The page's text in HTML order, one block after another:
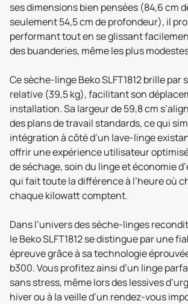
ses dimensions bien pensées (84,6 cm
seulement 54,5 cm de profondeur), il
performant tout en se glissant
des buanderies, même les plus
Ce sèche-linge Beko SLFT1812 brille par
relative (39,5 kg), facilitant son
installation. Sa largeur de 59,8 cm
des plans de travail standards, ce qui
intégration à côté d’un lave-linge
offrir une expérience utilisateur
de séchage, soin du linge et économie
qui fait toute la différence à l’heure où
chaque kilowatt comptent.
Dans l’univers des sèche-linges
le Beko SLFT1812 se distingue par une
épreuve grâce à sa technologie
b300. Vous profitez ainsi d’un linge
sans stress, même lors des lessives
hiver ou à la veille d’un rendez-vous